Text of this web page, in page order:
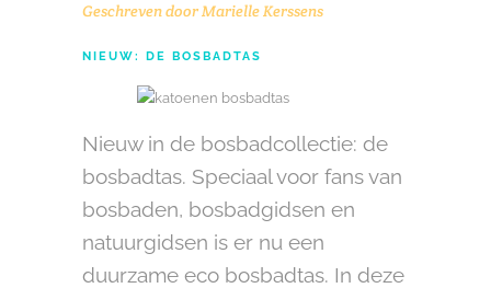
Geschreven doorMarielle Kerssens
NIEUW: DE BOSBADTAS
Nieuw in de bosbadcollectie: de
bosbadtas. Speciaal voor fans van
bosbaden, bosbadgidsen en
natuurgidsen is er nu een
duurzame eco bosbadtas. In deze